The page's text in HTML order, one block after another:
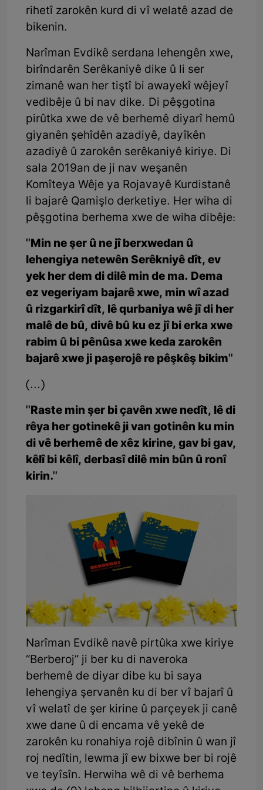
rihetî zarokên kurd di vî welatê azad de
bikenin.
Narîman Evdikê serdana lehengên xwe,
birîndarên Serêkaniyê dike û li ser
zimanê wan her tiştî bi awayekî wêjeyî
vedibêje û bi nav dike. Di pêşgotina
pirûtka xwe de vê berhemê diyarî hemû
giyanên şehîdên azadiyê, dayîkên
azadiyê û zarokên serêkaniyê kiriye. Di
sala 2019an de ji nav weşanên
Komîteya Wêje ya Rojavayê Kurdistanê
li bajarê Qamişlo derketiye. Her wiha di
pêşgotina berhema xwe de wiha dibêje:
''Min ne şer û ne jî berxwedan û
lehengiya netewên Serêkniyê dît, ev
yek her dem di dilê min de ma. Dema
ez vegeriyam bajarê xwe, min wî azad
û rizgarkirî dît, lê qurbaniya wê jî di her
malê de bû, divê bû ku ez jî bi erka xwe
rabim û bi pênûsa xwe keda zarokên
bajarê xwe ji paşerojê re pêşkêş bikim''
(...)
''Raste min şer bi çavên xwe nedît, lê di
rêya her gotinekê ji van gotinên ku min
di vê berhemê de xêz kirine, gav bi gav,
kêlî bi kêlî, derbasî dilê min bûn û ronî
kirin.''
Narîman Evdikê navê pirtûka xwe kiriye
“Berberoj” ji ber ku di naveroka
berhemê de diyar dibe ku bi saya
lehengiya şervanên ku di ber vî bajarî û
vî welatî de şer kirine û parçeyek ji canê
xwe dane û di encama vê yekê de
zarokên ku ronahiya rojê dibînin û wan jî
roj nedîtin, lewma jî ew bixwe ber bi rojê
ve teyîsîn. Herwiha wê di vê berhema